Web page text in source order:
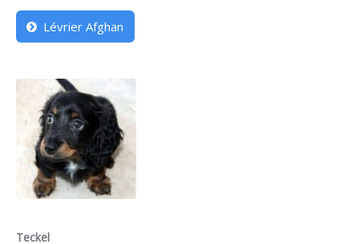
Lévrier Afghan
Teckel